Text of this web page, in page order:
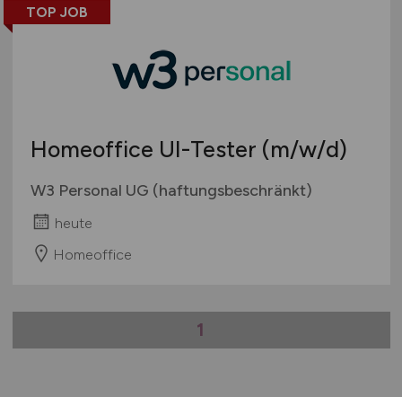
Projektarbeit / Freelancer
geringfügige Beschäftigung / Minijob
Berufseinstieg / Trainee
Studentenjobs / Werkstudenten
Praktikum
Berlin
Mecklenburg-Vorpommern
Nordrhein-Westfalen
Rheinland-Pfalz
Saarland
TOP JOB
Homeoffice UI-Tester (m/w/d)
W3 Personal UG (haftungsbeschränkt)
heute
Homeoffice
1